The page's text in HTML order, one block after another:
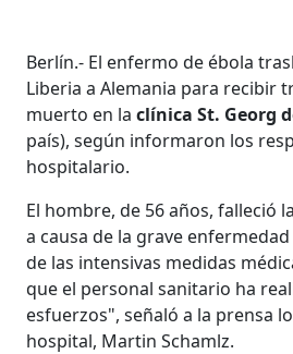
Berlín.- El enfermo de ébola
Liberia a Alemania para recibir
muerto en laclínica St. Georg
país), según informaron los
hospitalario.
El hombre, de 56 años, falleció
a causa de la grave
de las intensivas medidas
que el personal sanitario ha
esfuerzos", señaló a la prensa
hospital, Martin Schamlz.